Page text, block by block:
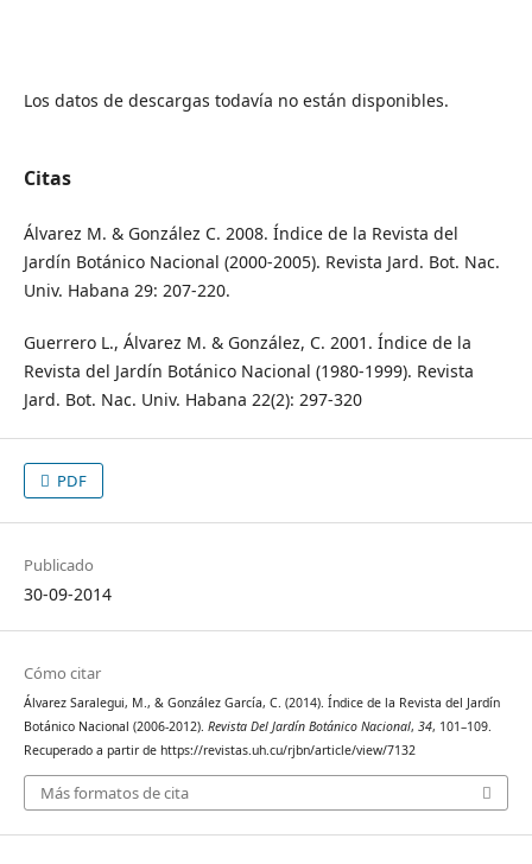
Los datos de descargas todavía no están disponibles.
Citas
Álvarez M. & González C. 2008. Índice de la Revista del
Jardín Botánico Nacional (2000-2005). Revista Jard. Bot. Nac.
Univ. Habana 29: 207-220.
Guerrero L., Álvarez M. & González, C. 2001. Índice de la
Revista del Jardín Botánico Nacional (1980-1999). Revista
Jard. Bot. Nac. Univ. Habana 22(2): 297-320
PDF
Publicado
30-09-2014
Cómo citar
Álvarez Saralegui, M., & González García, C. (2014). Índice de la Revista del Jardín
Botánico Nacional (2006-2012). Revista Del Jardín Botánico Nacional, 34, 101–109.
Recuperado a partir de https://revistas.uh.cu/rjbn/article/view/7132
Más formatos de cita